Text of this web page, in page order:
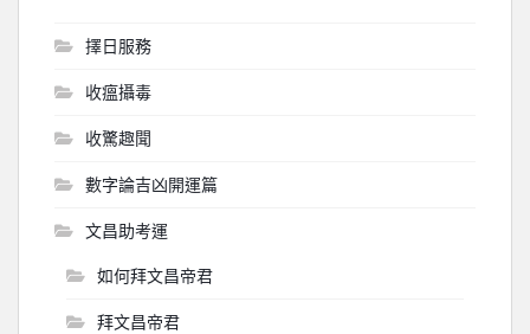
擇日服務
收瘟攝毒
收驚趣聞
數字論吉凶開運篇
文昌助考運
如何拜文昌帝君
拜文昌帝君